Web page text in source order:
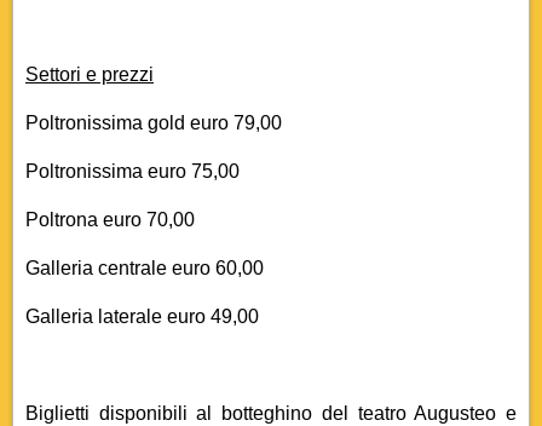
Settori e prezzi
Poltronissima gold euro 79,00
Poltronissima euro 75,00
Poltrona euro 70,00
Galleria centrale euro 60,00
Galleria laterale euro 49,00
Biglietti disponibili al botteghino del teatro Augusteo e